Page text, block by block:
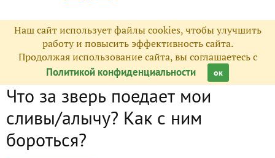
Наш сайт использует файлы cookies, чтобы улучшить
работу и повысить эффективность сайта.
Продолжая использование сайта, вы соглашаетесь с
Политикой конфиденциальности
ок
Что за зверь поедает мои
сливы/алычу? Как с ним
бороться?